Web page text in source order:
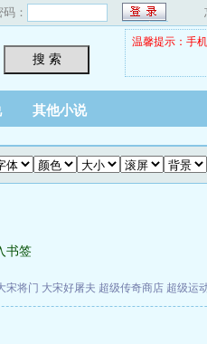
码：
搜 索
温馨提示：手
其他小说
书签
宋将门 大宋好屠夫 超级传奇商店 超级运